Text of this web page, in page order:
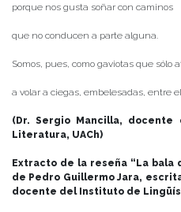
porque nos gusta soñar con caminos
que no conducen a parte alguna.
Somos, pues, como gaviotas que sólo
a volar a ciegas, embelesadas, entre
(Dr. Sergio Mancilla,
Literatura, UACh)
Extracto de la reseña “La bala
de Pedro Guillermo Jara,
docente del Instituto de